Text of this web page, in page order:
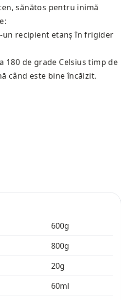
sănătos pentru inimă
recipient etanș în frigider
180 de grade Celsius timp de
când este bine încălzit.
600g
800g
20g
60ml